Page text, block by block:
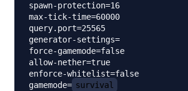
spawn-protection=16
max-tick-time=60000
query.port=25565
generator-settings=
force-gamemode=false
allow-nether=true
enforce-whitelist=false
gamemode= survival